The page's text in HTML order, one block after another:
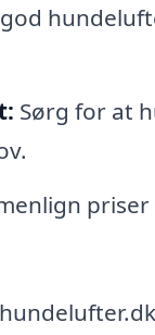
god
Sørg for at